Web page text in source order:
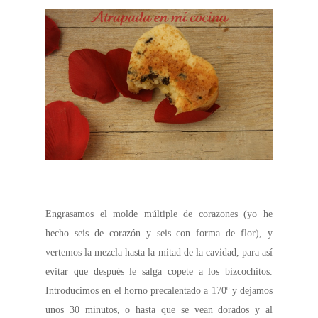
Engrasamos el molde múltiple de corazones (yo he
hecho seis de corazón y seis con forma de flor), y
vertemos la mezcla hasta la mitad de la cavidad, para así
evitar que después le salga copete a los bizcochitos.
Introducimos en el horno precalentado a 170º y dejamos
unos 30 minutos, o hasta que se vean dorados y al